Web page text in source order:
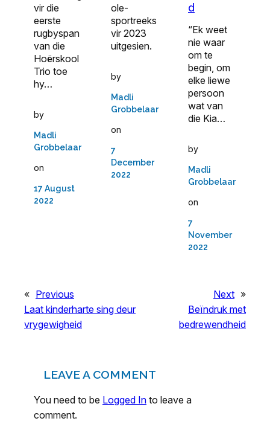
vir die
eerste
rugbyspan
van die
Hoërskool
Trio toe
hy…
by
Madli
Grobbelaar
on
17 August
2022
ole-
sportreeks
vir 2023
uitgesien.
by
Madli
Grobbelaar
on
7
December
2022
d
“Ek weet
nie waar
om te
begin, om
elke liewe
persoon
wat van
die Kia…
by
Madli
Grobbelaar
on
7
November
2022
« Previous
Laat kinderharte sing deur
vrygewigheid
Next »
Beïndruk met
bedrewendheid
LEAVE A COMMENT
You need to be Logged In to leave a
comment.